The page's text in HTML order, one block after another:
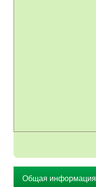
Общая информация